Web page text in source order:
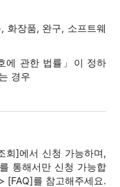
화장품, 완구, 소프트웨
에 관한 법률」이 정하
경우
회]에서 신청 가능하며,
통해서만 신청 가능합
[FAQ]를 참고해주세요.